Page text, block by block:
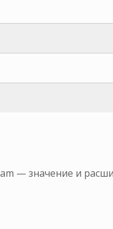
— значение и